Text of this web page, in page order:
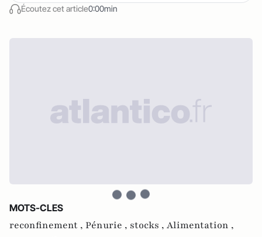
Écoutez cet article0:00min
MOTS-CLES
reconfinement , Pénurie , stocks , Alimentation ,